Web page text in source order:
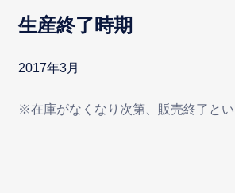
生産終了時期
2017年3月
※在庫がなくなり次第、販売終了と